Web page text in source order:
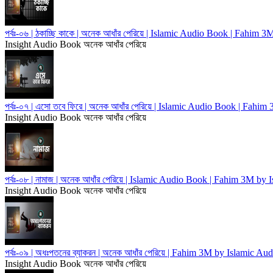
পর্বঃ-০৬ | ঠকাচ্ছি কাকে | অনেক আধাঁর পেরিয়ে | Islamic Audio Book |
Insight Audio Book অনেক আধাঁর পেরিয়ে
পর্বঃ-০৭ | এসো তবে ফিরে | অনেক আধাঁর পেরিয়ে | Islamic Audio Book |
Insight Audio Book অনেক আধাঁর পেরিয়ে
পর্বঃ-০৮ | নামাজ | অনেক আধাঁর পেরিয়ে | Islamic Audio Book | Fahim 3M
Insight Audio Book অনেক আধাঁর পেরিয়ে
পর্বঃ-০৯ | অধঃপতনের ব্যাকরন | অনেক আধাঁর পেরিয়ে | Fahim 3M by Islamic
Insight Audio Book অনেক আধাঁর পেরিয়ে